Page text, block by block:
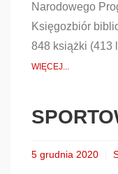
Narodowego
Księgozbiór
848 książki (413
WIĘCEJ...
5 grudnia 2020